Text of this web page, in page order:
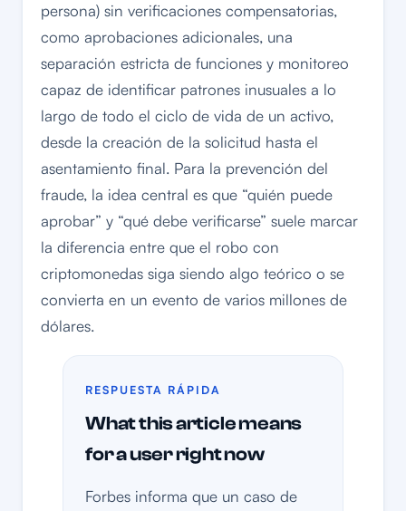
persona) sin verificaciones compensatorias,
como aprobaciones adicionales, una
separación estricta de funciones y monitoreo
capaz de identificar patrones inusuales a lo
largo de todo el ciclo de vida de un activo,
desde la creación de la solicitud hasta el
asentamiento final. Para la prevención del
fraude, la idea central es que “quién puede
aprobar” y “qué debe verificarse” suele marcar
la diferencia entre que el robo con
criptomonedas siga siendo algo teórico o se
convierta en un evento de varios millones de
dólares.
RESPUESTA RÁPIDA
What this article means
for a user right now
Forbes informa que un caso de